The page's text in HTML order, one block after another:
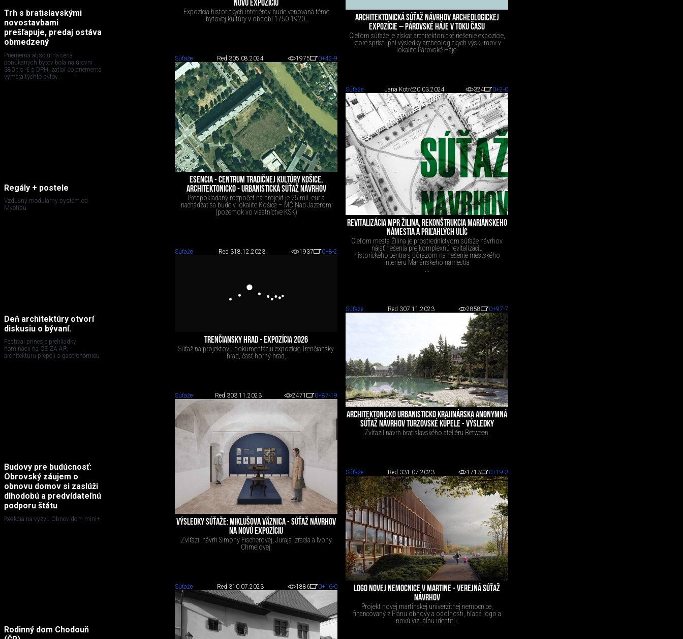
Trh s bratislavskými
novostavbami
prešľapuje, predaj ostáva
obmedzený
Priemerná absolútna cena
ponúkaných bytov bola na úrovni
380 tis. € s DPH, zatiaľ čo priemerná
výmera týchto bytov...
Regály + postele
Vzdušný modulárny systém od
Myotisu
Deň architektúry otvorí
diskusiu o bývaní.
Festival prinesie prehliadky
nominácií na CE ZA AR,
architektúru prepojí s gastronómiou
Budovy pre budúcnosť:
Obrovský záujem o
obnovu domov si zaslúži
dlhodobú a predvídateľnú
podporu štátu
Reakcia na výzvu Obnov dom mini+
Rodinný dom Chodouň
NOVÚ EXPOZÍCIU
Expozícia historických interiérov bude venovaná téme
bytovej kultúry v období 1750-1920.
ARCHITEKTONICKÁ SÚŤAŽ NÁVRHOV ARCHEOLOGICKEJ
EXPOZÍCIE – PÁROVSKÉ HÁJE V TOKU ČASU
Cieľom súťaže je získať architektonické riešenie expozície,
ktoré sprístupní výsledky archeologických výskumov v
lokalite Párovské Háje.
Súťaže Red 305.08.2024 1975 0+42-9
ESENCIA - CENTRUM TRADIČNEJ KULTÚRY KOŠICE,
ARCHITEKTONICKO - URBANISTICKÁ SÚŤAŽ NÁVRHOV
Predpokladaný rozpočet na projekt je 25 mil. eur a
nachádzať sa bude v lokalite Košice – MČ Nad Jazerom
(pozemok vo vlastníctve KSK)
Súťaže Jana Kotrč20.03.2024 324 0+2-0
REVITALIZÁCIA MPR ŽILINA, REKONŠTRUKCIA MARIÁNSKEHO
NÁMESTIA A PRIĽAHLÝCH ULÍC
Cieľom mesta Žilina je prostredníctvom súťaže návrhov
nájsť riešenia pre komplexnú revitalizáciu
historického centra s dôrazom na riešenie mestského
interiéru Mariánskeho námestia
...
Súťaže Red 318.12.2023 1937 0+8-2
TRENČIANSKY HRAD - EXPOZÍCIA 2026
Súťaž na projektovú dokumentáciu expozície Trenčiansky
hrad, časť horný hrad.
Súťaže Red 307.11.2023 2858 0+97-7
ARCHITEKTONICKO URBANISTICKO KRAJINÁRSKA ANONYMNÁ
SÚŤAŽ NÁVRHOV TURZOVSKÉ KÚPELE - VÝSLEDKY
Zvíťazil návrh bratislavského ateliéru Between.
Súťaže Red 303.11.2023 2471 0+87-19
VÝSLEDKY SÚŤAŽE: MIKLUŠOVA VÄZNICA - SÚŤAŽ NÁVRHOV
NA NOVÚ EXPOZÍCIU
Zvíťazil návrh Simony Fischerovej, Juraja Izraela a Ivony
Chmelovej.
Súťaže Red 331.07.2023 1713 0+19-3
LOGO NOVEJ NEMOCNICE V MARTINE - VEREJNÁ SÚŤAŽ
NÁVRHOV
Projekt novej martinskej univerzitnej nemocnice,
financovaný z Plánu obnovy a odolnosti, hľadá logo a
novú vizuálnu identitu.
Súťaže Red 310.07.2023 1886 0+16-0